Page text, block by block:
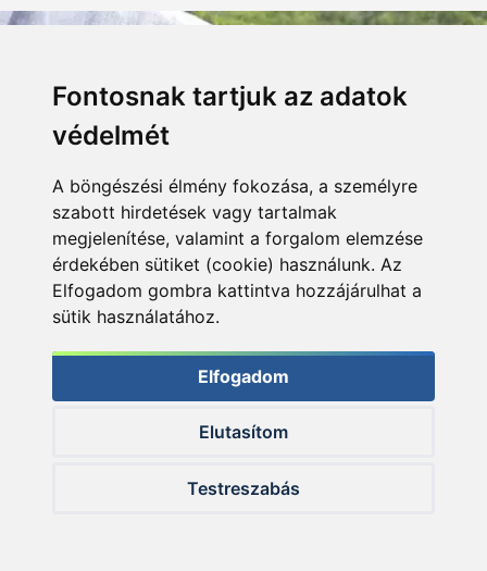
Fontosnak tartjuk az adatok
védelmét
A böngészési élmény fokozása, a személyre
szabott hirdetések vagy tartalmak
megjelenítése, valamint a forgalom elemzése
érdekében sütiket (cookie) használunk. Az
Elfogadom gombra kattintva hozzájárulhat a
sütik használatához.
Elfogadom
Elutasítom
Testreszabás
Nem túl gyakori látvány egy koromfekete ponty, itt viszont
több egyedet is elcsíptem belőlük